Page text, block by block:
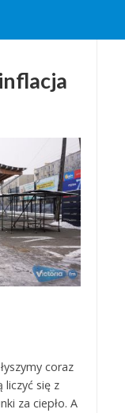
coraz
liczyć się z
za ciepło. A